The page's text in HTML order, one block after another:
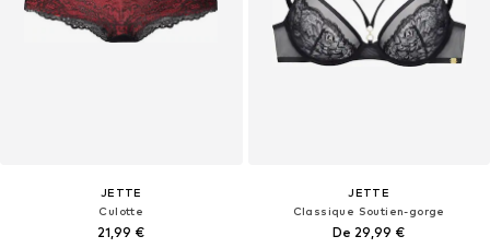
JETTE
Culotte
21,99 €
JETTE
Classique Soutien-gorge
De 29,99 €